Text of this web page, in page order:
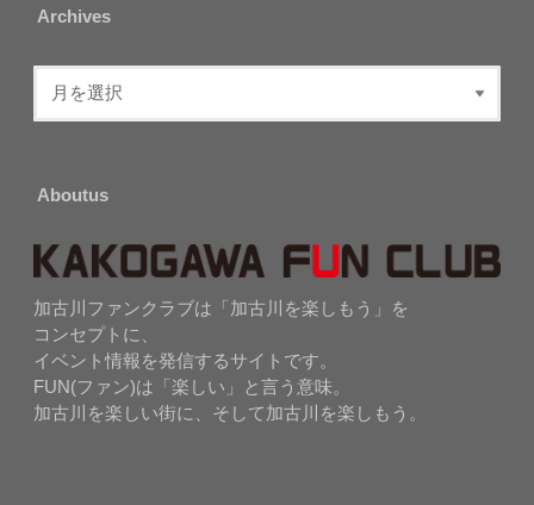
Archives
Aboutus
加古川ファンクラブは「加古川を楽しもう」を
コンセプトに、
イベント情報を発信するサイトです。
FUN(ファン)は「楽しい」と言う意味。
加古川を楽しい街に、そして加古川を楽しもう。